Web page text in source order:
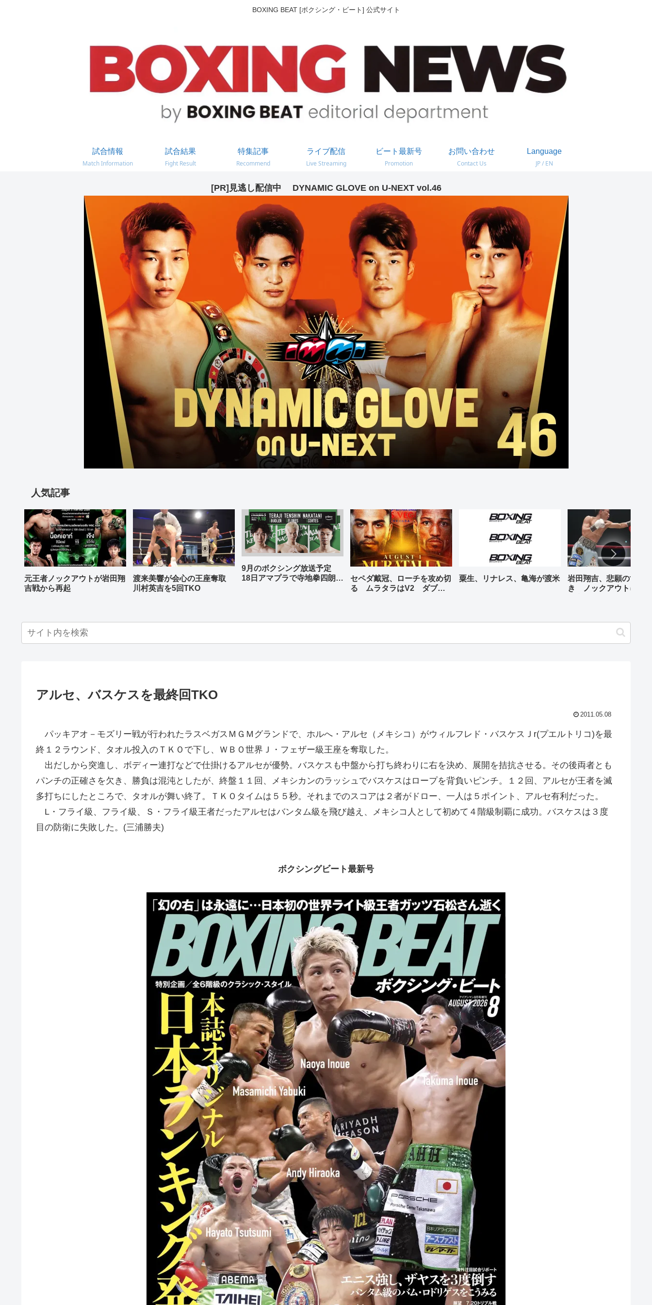
BOXING BEAT [ボクシング・ビート] 公式サイト
試合情報
Match Information
試合結果
Fight Result
特集記事
Recommend
ライブ配信
Live Streaming
ビート最新号
Promotion
お問い合わせ
Contact Us
Language
JP / EN
[PR]見逃し配信中 DYNAMIC GLOVE on U-NEXT vol.46
人気記事
元王者ノックアウトが岩田翔
吉戦から再起
渡来美響が会心の王座奪取
川村英吉を5回TKO
9月のボクシング放送予定
18日アマプラで寺地拳四朗、
セペダ戴冠、ローチを攻め切
る ムラタラはV2 ダブル
粟生、リナレス、亀海が渡米
岩田翔吉、悲願の世界
き ノックアウトに8回
アルセ、バスケスを最終回TKO
2011.05.08
パッキアオ－モズリー戦が行われたラスベガスＭＧＭグランドで、ホルへ・アルセ（メキシコ）がウィルフレド・バスケスＪr(プエルトリコ)を最
終１２ラウンド、タオル投入のＴＫＯで下し、ＷＢＯ世界Ｊ・フェザー級王座を奪取した。
出だしから突進し、ボディー連打などで仕掛けるアルセが優勢。バスケスも中盤から打ち終わりに右を決め、展開を拮抗させる。その後両者とも
パンチの正確さを欠き、勝負は混沌としたが、終盤１１回、メキシカンのラッシュでバスケスはロープを背負いピンチ。１２回、アルセが王者を滅
多打ちにしたところで、タオルが舞い終了。ＴＫＯタイムは５５秒。それまでのスコアは２者がドロー、一人は５ポイント、アルセ有利だった。
L・フライ級、フライ級、Ｓ・フライ級王者だったアルセはバンタム級を飛び越え、メキシコ人として初めて４階級制覇に成功。バスケスは３度
目の防衛に失敗した。(三浦勝夫)
ボクシングビート最新号